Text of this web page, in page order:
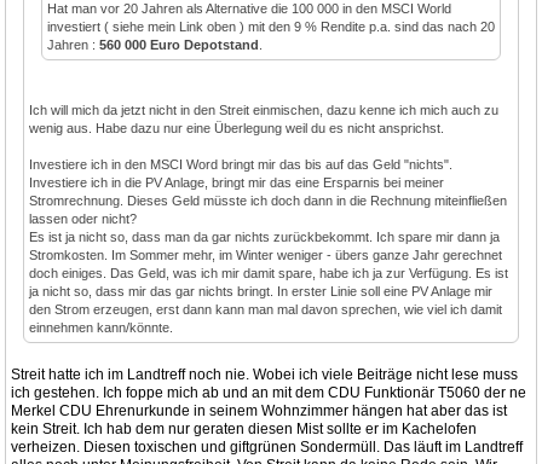
Hat man vor 20 Jahren als Alternative die 100 000 in den MSCI World
investiert ( siehe mein Link oben ) mit den 9 % Rendite p.a. sind das nach 20
Jahren : 560 000 Euro Depotstand
Ich will mich da jetzt nicht in den Streit einmischen, dazu kenne ich mich auch zu
wenig aus. Habe dazu nur eine Überlegung weil du es nicht ansprichst.
Investiere ich in den MSCI Word bringt mir das bis auf das Geld "nichts".
Investiere ich in die PV Anlage, bringt mir das eine Ersparnis bei meiner
Stromrechnung. Dieses Geld müsste ich doch dann in die Rechnung miteinfließen
lassen oder nicht?
Es ist ja nicht so, dass man da gar nichts zurückbekommt. Ich spare mir dann ja
Stromkosten. Im Sommer mehr, im Winter weniger - übers ganze Jahr gerechnet
doch einiges. Das Geld, was ich mir damit spare, habe ich ja zur Verfügung. Es ist
ja nicht so, dass mir das gar nichts bringt. In erster Linie soll eine PV Anlage mir
den Strom erzeugen, erst dann kann man mal davon sprechen, wie viel ich damit
einnehmen kann/könnte.
Streit hatte ich im Landtreff noch nie. Wobei ich viele Beiträge nicht lese muss
ich gestehen. Ich foppe mich ab und an mit dem CDU Funktionär T5060 der ne
Merkel CDU Ehrenurkunde in seinem Wohnzimmer hängen hat aber das ist
kein Streit. Ich hab dem nur geraten diesen Mist sollte er im Kachelofen
verheizen. Diesen toxischen und giftgrünen Sondermüll. Das läuft im Landtreff